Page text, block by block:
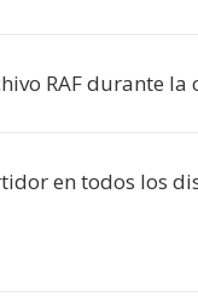
RAF durante la
en todos los